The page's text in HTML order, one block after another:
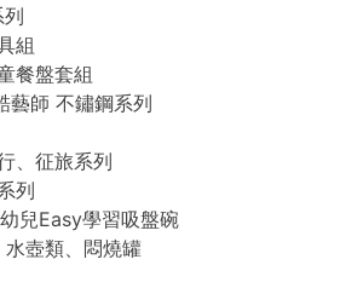
組
餐盤套組
藝師 不鏽鋼系列
、征旅系列
列
兒Easy學習吸盤碗
壺類、悶燒罐